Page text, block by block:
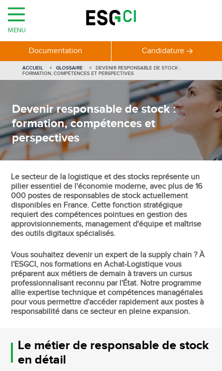
Devenir responsable de stock :
formation, compétences et
perspectives
ACCUEIL GLOSSAIRE
DEVENIR RESPONSABLE DE STOCK :
FORMATION, COMPÉTENCES ET PERSPECTIVES
Le secteur de la logistique et des stocks représente un
pilier essentiel de l'économie moderne, avec plus de 16
000 postes de responsables de stock actuellement
disponibles en France. Cette fonction stratégique
requiert des compétences pointues en gestion des
approvisionnements, management d'équipe et maîtrise
des outils digitaux spécialisés.
Vous souhaitez devenir un expert de la supply chain ? À
l'ESGCI, nos formations en Achat-Logistique vous
préparent aux métiers de demain à travers un cursus
professionnalisant reconnu par l'État. Notre programme
allie expertise technique et compétences managériales
pour vous permettre d'accéder rapidement aux postes à
responsabilité dans ce secteur en pleine expansion.
Le métier de responsable de stock
en détail
MENU
Documentation Candidature